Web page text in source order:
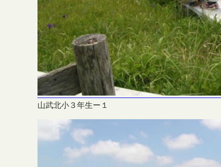
山武北小３年生ー１